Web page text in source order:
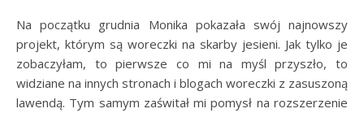
Na początku grudnia Monika pokazała swój najnowszy
projekt, którym są woreczki na skarby jesieni. Jak tylko je
zobaczyłam, to pierwsze co mi na myśl przyszło, to
widziane na innych stronach i blogach woreczki z zasuszoną
lawendą. Tym samym zaświtał mi pomysł na rozszerzenie